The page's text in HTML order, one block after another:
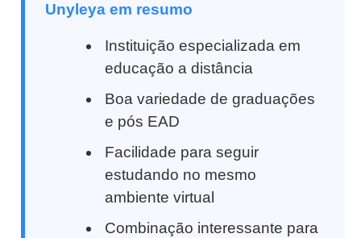
Unyleya em resumo
Instituição especializada em
educação a distância
Boa variedade de graduações
e pós EAD
Facilidade para seguir
estudando no mesmo
ambiente virtual
Combinação interessante para